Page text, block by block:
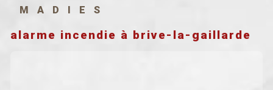
MADIES
alarme incendie à brive-la-gaillarde